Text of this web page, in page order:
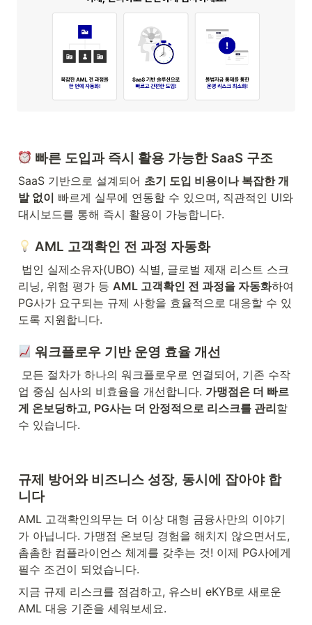
빠른 도입과 즉시 활용 가능한 SaaS 구조
SaaS 기반으로 설계되어 초기 도입 비용이나 복잡한 개
발 없이 빠르게 실무에 연동할 수 있으며, 직관적인 UI와
대시보드를 통해 즉시 활용이 가능합니다.
AML 고객확인 전 과정 자동화
법인 실제소유자(UBO) 식별, 글로벌 제재 리스트 스크
리닝, 위험 평가 등 AML 고객확인 전 과정을 자동화하여
PG사가 요구되는 규제 사항을 효율적으로 대응할 수 있
도록 지원합니다.
워크플로우 기반 운영 효율 개선
모든 절차가 하나의 워크플로우로 연결되어, 기존 수작
업 중심 심사의 비효율을 개선합니다. 가맹점은 더 빠르
게 온보딩하고, PG사는 더 안정적으로 리스크를 관리할
수 있습니다.
규제 방어와 비즈니스 성장, 동시에 잡아야 합
니다
AML 고객확인의무는 더 이상 대형 금융사만의 이야기
가 아닙니다. 가맹점 온보딩 경험을 해치지 않으면서도,
촘촘한 컴플라이언스 체계를 갖추는 것! 이제 PG사에게
필수 조건이 되었습니다.
지금 규제 리스크를 점검하고, 유스비 eKYB로 새로운
AML 대응 기준을 세워보세요.